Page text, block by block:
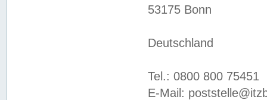
53175 Bonn
Deutschland
Tel.: 0800 800 75451
E-Mail: